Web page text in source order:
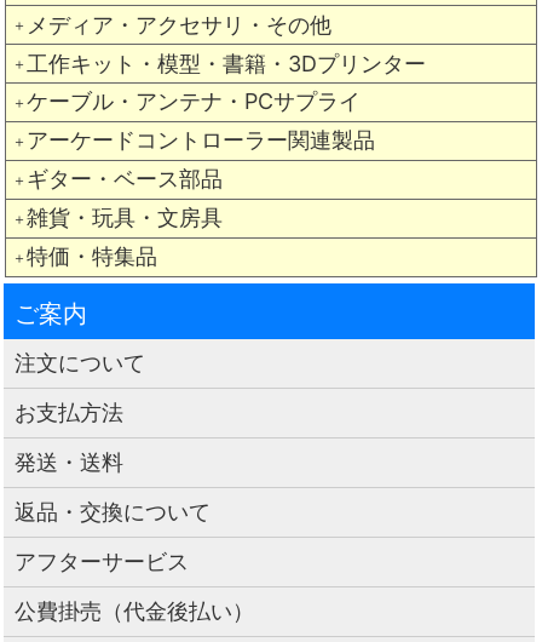
＋ メディア・アクセサリ・その他
＋ 工作キット・模型・書籍・3Dプリンター
＋ ケーブル・アンテナ・PCサプライ
＋ アーケードコントローラー関連製品
＋ ギター・ベース部品
＋ 雑貨・玩具・文房具
＋ 特価・特集品
ご案内
注文について
お支払方法
発送・送料
返品・交換について
アフターサービス
公費掛売（代金後払い）